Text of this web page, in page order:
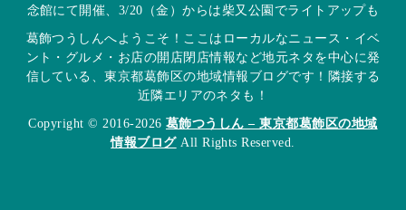
念館にて開催、3/20（金）からは柴又公園でライトアップも
葛飾つうしんへようこそ！ここはローカルなニュース・イベ
ント・グルメ・お店の開店閉店情報など地元ネタを中心に発
信している、東京都葛飾区の地域情報ブログです！隣接する
近隣エリアのネタも！
Copyright © 2016-2026 葛飾つうしん – 東京都葛飾区の地域
情報ブログAll Rights Reserved.